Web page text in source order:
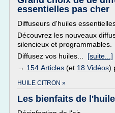
essentielles pas cher
Diffuseurs d'huiles
Découvrez les nouveaux
silencieux et programmables.
Diffusez vos huiles... [suite...]
→ 154 Articles (et 18 Vidéos)
HUILE CITRON »
Les bienfaits de